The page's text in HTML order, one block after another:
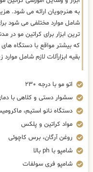
به هنرجویان ارائه می شود.
شامل موارد مختلفی می شود
که بیشتر مواقع با دستگاه
بقیه ابزارآلات لازم شامل
اتو مو با درجه ۲۳۰
سشوار دستی و کلاهی با
دستگاه نانو استیم،
مواد کراتین و پلکس
روغن آرگان، برس کاچوئی
شامپو با ph بالا
شامپو فری سولفات